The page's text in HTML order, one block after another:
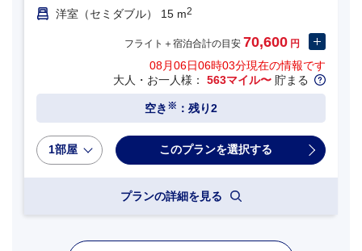
洋室（セミダブル） 15 m2
フライト＋宿泊合計の目安 70,600 円
08月06日06時03分現在の情報です
大人・お一人様： 563マイル〜 貯まる
空き ※ ：残り2
1部屋
プランの詳細を見る